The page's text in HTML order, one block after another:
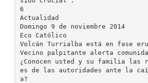
6
Actualidad
Domingo 9 de noviembre 2014
Eco Católico
Volcán Turrialba está en fase
Vecino palpitante alerta
¿Conocen usted y su familia las
es de las autoridades ante la
a?